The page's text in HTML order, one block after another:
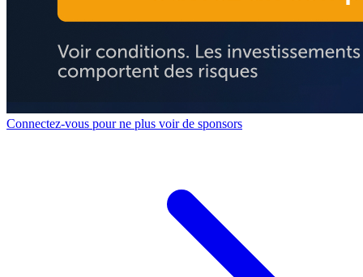
Connectez-vous pour ne plus voir de sponsors